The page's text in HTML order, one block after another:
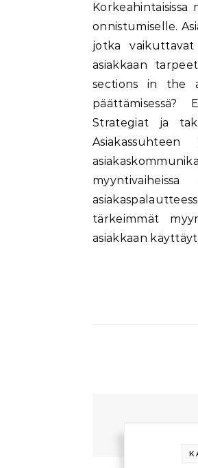
Korkeahintaisissa myynneissä kaupan päättämisen vaiheet ovat ratkaisevia myyntiprosessin
onnistumiselle.
jotka
asiakkaan
sections in the
päättämisessä?
Strategiat ja
tärkeimmät
asiakkaan